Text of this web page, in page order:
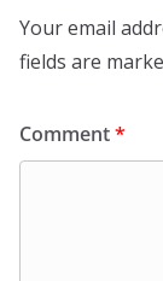
Your email
fields are
Comment*